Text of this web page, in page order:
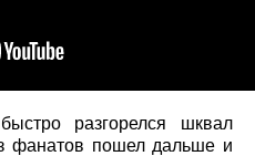
разгорелся шквал
фанатов пошел дальше и